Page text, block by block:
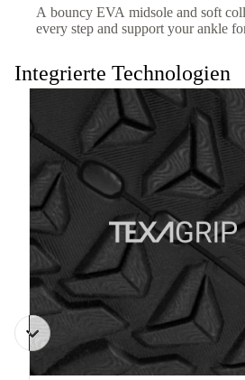
A bouncy EVA midsole and soft
every step and support your ankle
Integrierte Technologien